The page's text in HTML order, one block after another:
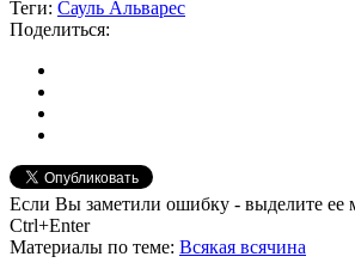
Теги: Сауль Альварес
Поделиться:
Если Вы заметили ошибку - выделите
Ctrl+Enter
Материалы по теме: Всякая всячина